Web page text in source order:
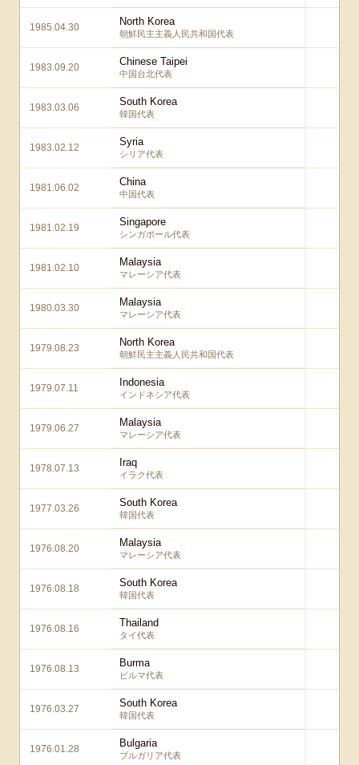
1985.04.30 North Korea
朝鮮民主主義人民共和国代表
1983.09.20 Chinese Taipei
中国台北代表
1983.03.06 South Korea
韓国代表
1983.02.12 Syria
シリア代表
1981.06.02 China
中国代表
1981.02.19 Singapore
シンガポール代表
1981.02.10 Malaysia
マレーシア代表
1980.03.30 Malaysia
マレーシア代表
1979.08.23 North Korea
朝鮮民主主義人民共和国代表
1979.07.11 Indonesia
インドネシア代表
1979.06.27 Malaysia
マレーシア代表
1978.07.13 Iraq
イラク代表
1977.03.26 South Korea
韓国代表
1976.08.20 Malaysia
マレーシア代表
1976.08.18 South Korea
韓国代表
1976.08.16 Thailand
タイ代表
1976.08.13 Burma
ビルマ代表
1976.03.27 South Korea
韓国代表
1976.01.28 Bulgaria
ブルガリア代表